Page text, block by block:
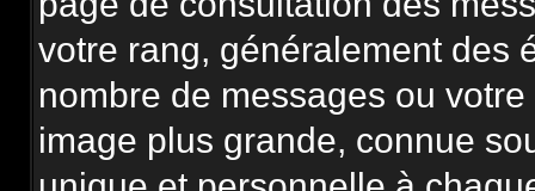
votre rang, généralement des
nombre de messages ou
image plus grande, connue